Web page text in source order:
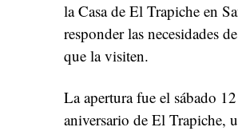
la Casa de El Trapiche en
responder las necesidades
que la visiten.
La apertura fue el sábado
aniversario de El Trapiche,